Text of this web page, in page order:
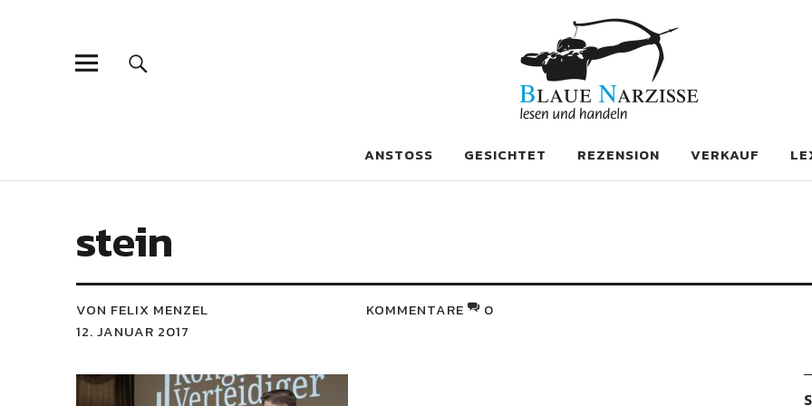
Blaue Narzisse
ANSTOSS GESICHTET REZENSION VERKAUF
stein
VON FELIX MENZEL
12. JANUAR 2017
KOMMENTARE 0